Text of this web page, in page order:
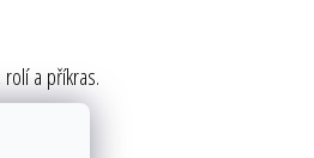
a příkras.